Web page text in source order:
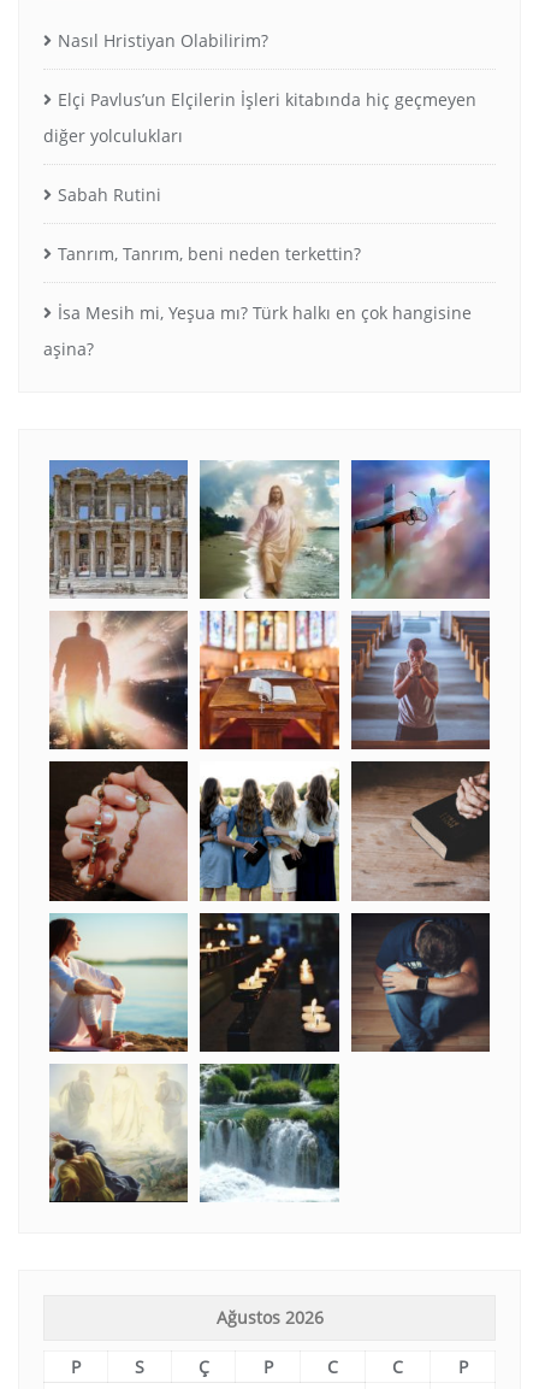
Nasıl Hristiyan Olabilirim?
Elçi Pavlus’un Elçilerin İşleri kitabında hiç geçmeyen
diğer yolculukları
Sabah Rutini
Tanrım, Tanrım, beni neden terkettin?
İsa Mesih mi, Yeşua mı? Türk halkı en çok hangisine
aşina?
Ağustos 2026
P S Ç P C C
P